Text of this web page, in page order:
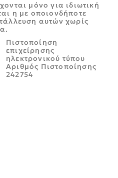
μόνο για ιδιωτική
η με οποιονδήποτε
αυτών χωρίς
Πιστοποίηση
επιχείρησης
ηλεκτρονικού τύπου
Αριθμός Πιστοποίησης
242754